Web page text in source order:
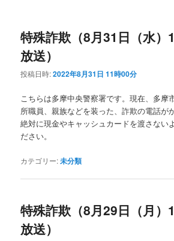
特殊詐欺（8月31日（水）
放送）
投稿日時:2022年8月31日 11時00分
こちらは多摩中央警察署です。現在、多摩
所職員、親族などを装った、詐欺の電話が
絶対に現金やキャッシュカードを渡さない
ださい。
カテゴリー:未分類
特殊詐欺（8月29日（月）
放送）